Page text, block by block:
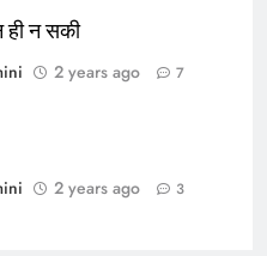
ही न सकी
2 years ago 7
2 years ago 3